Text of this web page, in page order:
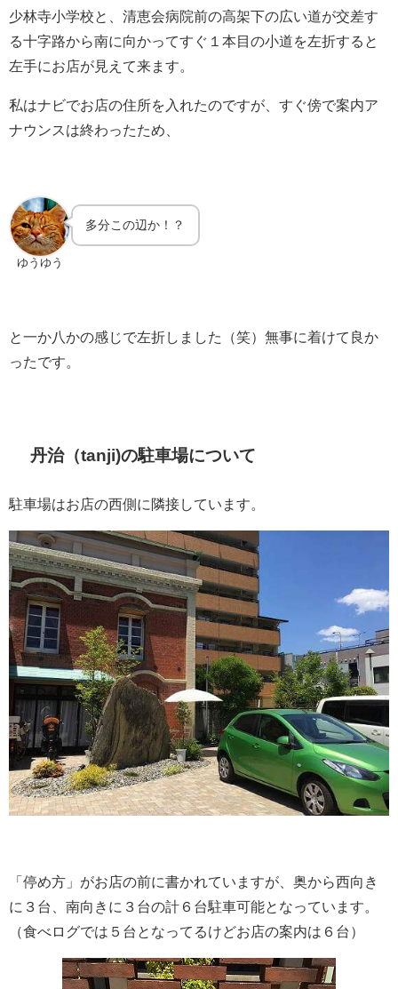
少林寺小学校と、清恵会病院前の高架下の広い道が交差す
る十字路から南に向かってすぐ１本目の小道を左折すると
左手にお店が見えて来ます。
私はナビでお店の住所を入れたのですが、すぐ傍で案内ア
ナウンスは終わったため、
ゆうゆう
多分この辺か！？
と一か八かの感じで左折しました（笑）無事に着けて良か
ったです。
丹治（tanji)の駐車場について
駐車場はお店の西側に隣接しています。
「停め方」がお店の前に書かれていますが、奥から西向き
に３台、南向きに３台の計６台駐車可能となっています。
（食べログでは５台となってるけどお店の案内は６台）